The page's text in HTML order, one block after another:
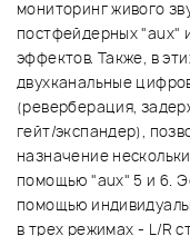
мониторинг живого
постфейдерных "aux"
эффектов. Также, в
двухканальные
(реверберация,
гейт/экспандер),
назначение
помощью "aux" 5 и 6.
помощью
в трех режимах - L/R